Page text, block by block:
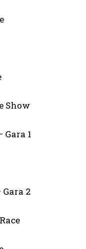
Show
Gara 1
Gara 2